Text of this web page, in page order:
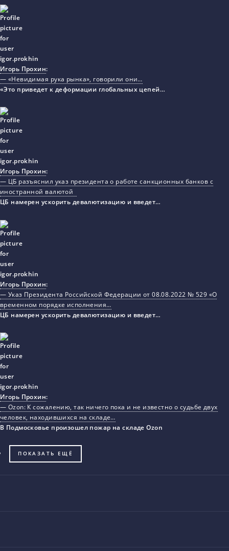
Игорь Прохин:
— «Невидимая рука рынка», говорили они…
«Это приведет к деформации глобальных цепей…
Игорь Прохин:
— ЦБ разъяснил указ президента о работе санкционных банков с
иностранной валютой
ЦБ намерен ускорить девалютизацию и введет…
Игорь Прохин:
— Указ Президента Российской Федерации от 08.08.2022 № 529 «О
временном порядке исполнения…
ЦБ намерен ускорить девалютизацию и введет…
Игорь Прохин:
— Ozon: К сожалению, так ничего пока и не известно о судьбе двух
человек, находившихся на складе…
В Подмосковье произошел пожар на складе Ozon
ПОКАЗАТЬ ЕЩЁ